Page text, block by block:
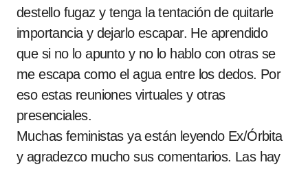
destello fugaz y tenga la tentación de quitarle
importancia y dejarlo escapar. He aprendido
que si no lo apunto y no lo hablo con otras se
me escapa como el agua entre los dedos. Por
eso estas reuniones virtuales y otras
presenciales.
Muchas feministas ya están leyendo Ex/Órbita
y agradezco mucho sus comentarios. Las hay